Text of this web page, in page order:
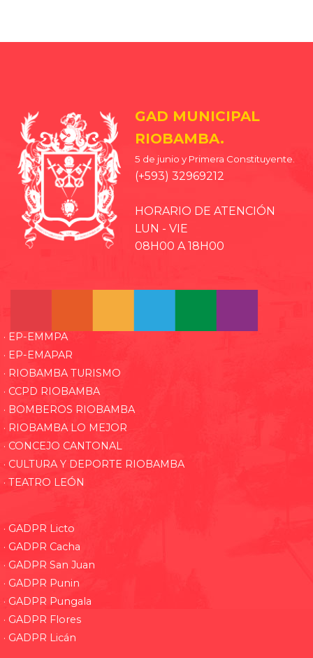
GAD MUNICIPAL
RIOBAMBA.
5 de junio y Primera Constituyente.
(+593) 32969212
HORARIO DE ATENCIÓN
LUN - VIE
08H00 A 18H00
· EP-EMMPA
· EP-EMAPAR
· RIOBAMBA TURISMO
· CCPD RIOBAMBA
· BOMBEROS RIOBAMBA
· RIOBAMBA LO MEJOR
· CONCEJO CANTONAL
· CULTURA Y DEPORTE RIOBAMBA
· TEATRO LEÓN
· GADPR Licto
· GADPR Cacha
· GADPR San Juan
· GADPR Punin
· GADPR Pungala
· GADPR Flores
· GADPR Licán